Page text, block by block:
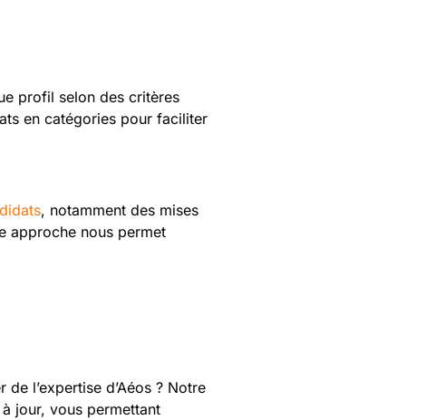
profil selon des critères
en catégories pour faciliter
, notamment des mises
approche nous permet
l’expertise d’Aéos ? Notre
jour, vous permettant